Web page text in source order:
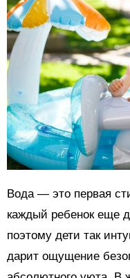
Вода — это первая
каждый ребенок еще
поэтому дети так
дарит ощущение